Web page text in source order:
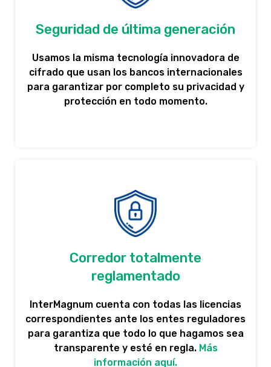
Seguridad de última generación
Usamos la misma tecnología innovadora de
cifrado que usan los bancos internacionales
para garantizar por completo su privacidad y
protección en todo momento.
Corredor totalmente
reglamentado
InterMagnum cuenta con todas las licencias
correspondientes ante los entes reguladores
para garantiza que todo lo que hagamos sea
transparente y esté en regla. Más
información aquí.